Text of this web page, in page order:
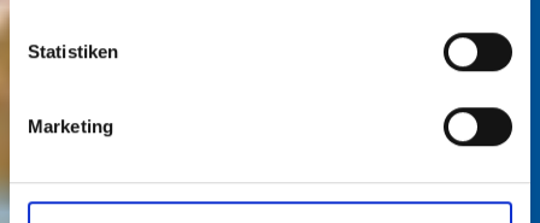
Statistiken
Marketing